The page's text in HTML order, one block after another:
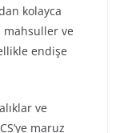
kolayca
ve
endişe
ve
maruz